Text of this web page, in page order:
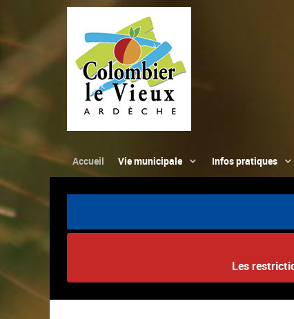
Accueil Vie municipale Infos pratiques
Les